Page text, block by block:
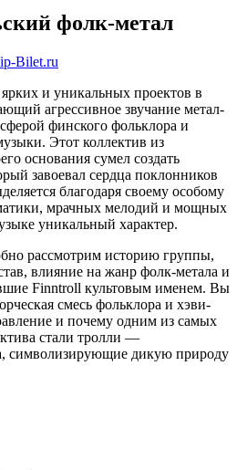
фолк-метал
Bilet.ru
и уникальных проектов в
агрессивное звучание метал-
финского фольклора и
Этот коллектив из
основания сумел создать
завоевал сердца поклонников
благодаря своему особому
мрачных мелодий и мощных
уникальный характер.
рассмотрим историю группы,
влияние на жанр фолк-метала и
Finntroll культовым именем. Вы
смесь фольклора и хэви-
и почему одним из самых
стали тролли —
символизирующие дикую природу